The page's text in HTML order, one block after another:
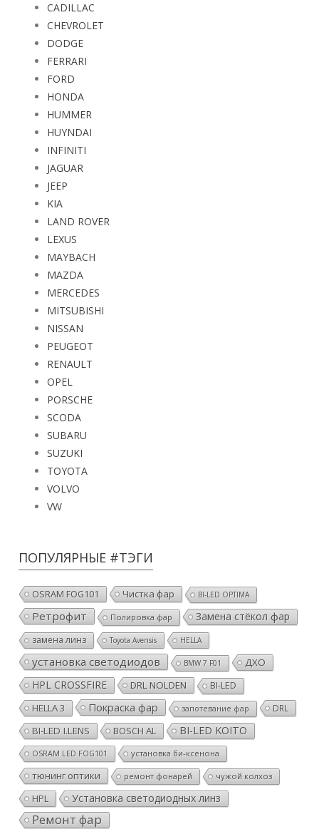
CADILLAC
CHEVROLET
DODGE
FERRARI
FORD
HONDA
HUMMER
HUYNDAI
INFINITI
JAGUAR
JEEP
KIA
LAND ROVER
LEXUS
MAYBACH
MAZDA
MERCEDES
MITSUBISHI
NISSAN
PEUGEOT
RENAULT
OPEL
PORSCHE
SCODA
SUBARU
SUZUKI
TOYOTA
VOLVO
VW
ПОПУЛЯРНЫЕ #ТЭГИ
OSRAM FOG101 Чистка фар BI-LED OPTIMA
Ретрофит Полировка фар Замена стёкол фар
замена линз Toyota Avensis HELLA
установка светодиодов BMW 7 F01 ДХО
HPL CROSSFIRE DRL NOLDEN BI-LED
HELLA 3 Покраска фар запотевание фар DRL
BI-LED I.LENS BOSCH AL BI-LED KOITO
OSRAM LED FOG101 установка би-ксенона
тюнинг оптики ремонт фонарей чужой колхоз
HPL Установка светодиодных линз
Ремонт фар